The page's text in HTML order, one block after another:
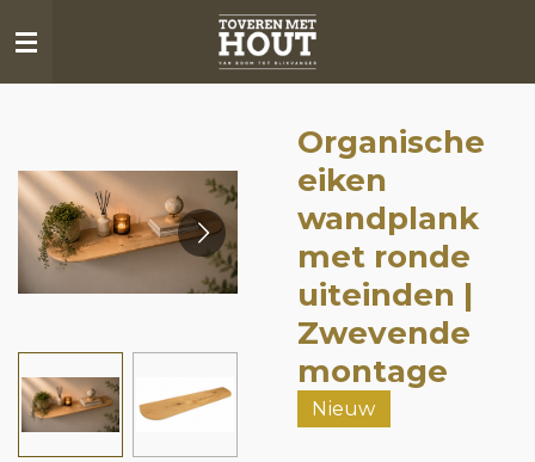
direct
naar
Organische
eiken
wandplank
met ronde
uiteinden |
Zwevende
montage
Nieuw